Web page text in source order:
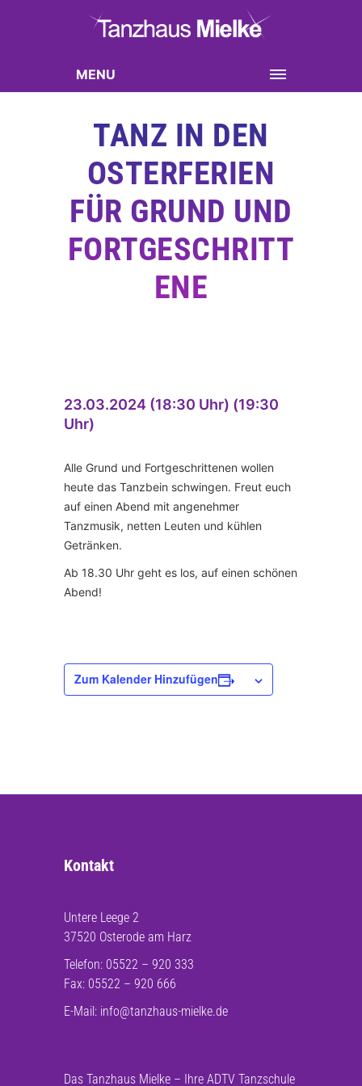
MENU
TANZ IN DEN
OSTERFERIEN
FÜR GRUND UND
FORTGESCHRITT
ENE
23.03.2024 (18:30 Uhr) (19:30
Uhr)
Alle Grund und Fortgeschrittenen wollen
heute das Tanzbein schwingen. Freut euch
auf einen Abend mit angenehmer
Tanzmusik, netten Leuten und kühlen
Getränken.
Ab 18.30 Uhr geht es los, auf einen schönen
Abend!
Zum Kalender Hinzufügen
Kontakt
Untere Leege 2
37520 Osterode am Harz
Telefon: 05522 – 920 333
Fax: 05522 – 920 666
E-Mail: info@tanzhaus-mielke.de
Das Tanzhaus Mielke – Ihre ADTV Tanzschule